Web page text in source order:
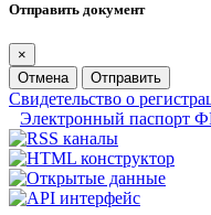
Отправить документ
×
Отмена
Отправить
Свидетельство о
Электронный паспорт